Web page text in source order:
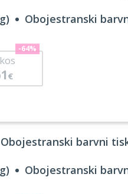
Obojestranski
kos
€
-64%
Obojestranski barvni
Obojestranski